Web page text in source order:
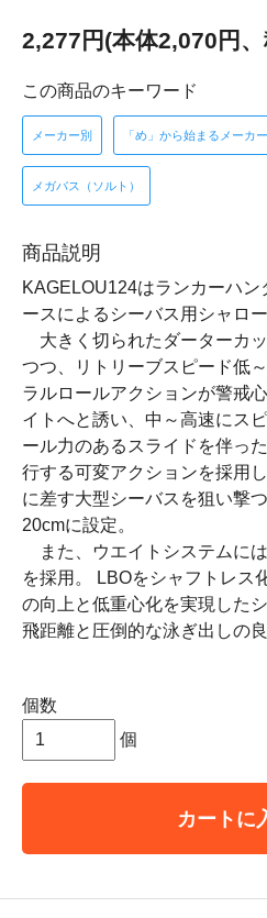
2,277円(本体2,070円
この商品のキーワード
メーカー別 「め」から始まるメーカー
メガバス（ソルト）
商品説明
KAGELOU124はランカーハン
ースによるシーバス用シャロー
大きく切られたダーターカ
つつ、リトリーブスピード低
ラルロールアクションが警戒
イトへと誘い、中～高速にス
ール力のあるスライドを伴っ
行する可変アクションを採用
に差す大型シーバスを狙い撃
20cmに設定。
また、ウエイトシステムに
を採用。 LBOをシャフトレス
の向上と低重心化を実現した
飛距離と圧倒的な泳ぎ出しの
個数
個
カートに